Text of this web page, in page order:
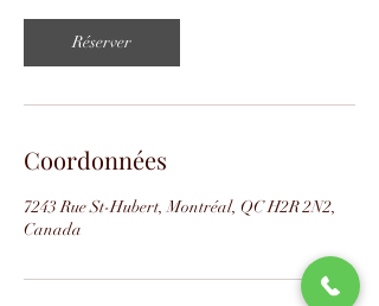
i
n
Réserver
Coordonnées
7243 Rue St-Hubert, Montréal, QC H2R 2N2,
Canada